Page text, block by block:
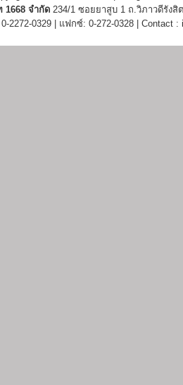
1668 จำกัด 234/1 ซอยยาสูบ 1 ถ.วิภาวดีรัง
2272-0329 | แฟกซ์: 0-272-0328 | Contact